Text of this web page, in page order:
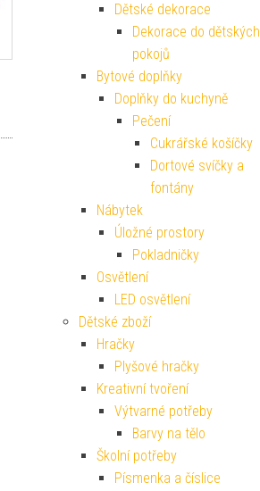
Dětské dekorace
Dekorace do dětských
pokojů
Bytové doplňky
Doplňky do kuchyně
Pečení
Cukrářské košíčky
Dortové svíčky a
fontány
Nábytek
Úložné prostory
Pokladničky
Osvětlení
LED osvětlení
Dětské zboží
Hračky
Plyšové hračky
Kreativní tvoření
Výtvarné potřeby
Barvy na tělo
Školní potřeby
Písmenka a číslice